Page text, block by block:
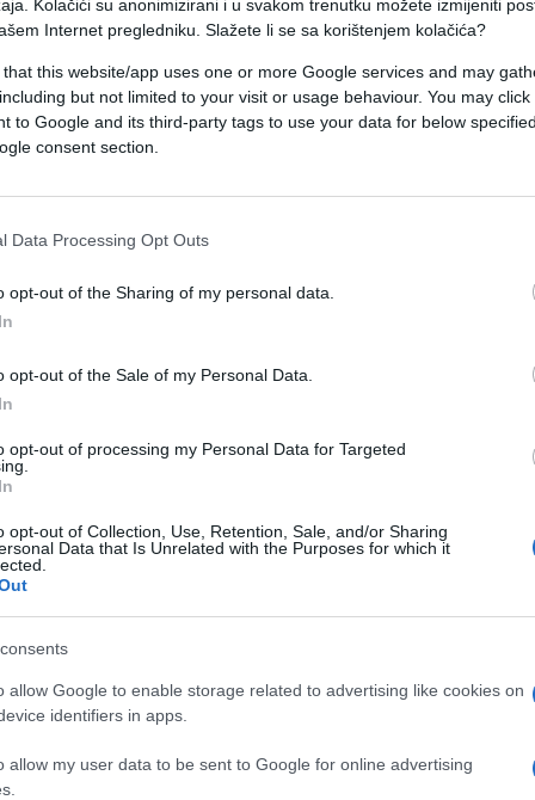
Kolačići su anonimizirani i u svakom trenutku možete izmijeniti
Internet pregledniku. Slažete li se sa korištenjem kolačića?
this website/app uses one or more Google services and may
but not limited to your visit or usage behaviour. You may
to Google and its third-party tags to use your data for below
consent section.
Data Processing Opt Outs
opt-out of the Sharing of my personal data.
opt-out of the Sale of my Personal Data.
opt-out of processing my Personal Data for Targeted
opt-out of Collection, Use, Retention, Sale, and/or Sharing
Data that Is Unrelated with the Purposes for which it
allow Google to enable storage related to advertising like cookies on
identifiers in apps.
allow my user data to be sent to Google for online advertising
kojoj je vozilo BMW kojim je upravljamo
od kojih je K.J. (57) smrtno stradala,
povreda.
na pješačkom prijelazu.